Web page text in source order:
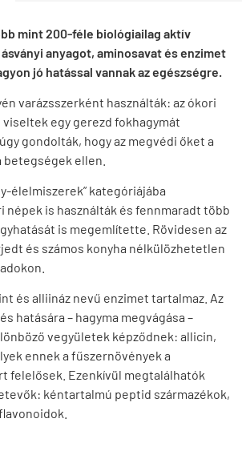
mint 200-féle biológiailag aktív
anyagot, aminosavat és enzimet
jó hatással vannak az egészségre.
varázsszerként használták: az ókori
viseltek egy gerezd fokhagymát
gondolták, hogy az megvédi őket a
betegségek ellen.
élelmiszerek” kategóriájába
népek is használták és fennmaradt több
is megemlítette. Rövidesen az
és számos konyha nélkülözhetetlen
és alliináz nevű enzimet tartalmaz. Az
hatására – hagyma megvágása –
vegyületek képződnek: allicin,
ennek a fűszernövények a
felelősek. Ezenkívül megtalálhatók
kéntartalmú peptid származékok,